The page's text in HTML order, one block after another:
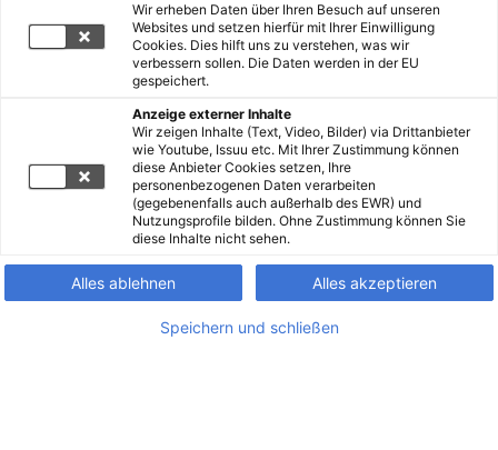
Wir erheben Daten über Ihren Besuch auf unseren
Websites und setzen hierfür mit Ihrer Einwilligung
Cookies. Dies hilft uns zu verstehen, was wir
verbessern sollen. Die Daten werden in der EU
gespeichert.
Anzeige externer Inhalte
Wir zeigen Inhalte (Text, Video, Bilder) via Drittanbieter
wie Youtube, Issuu etc. Mit Ihrer Zustimmung können
diese Anbieter Cookies setzen, Ihre
personenbezogenen Daten verarbeiten
(gegebenenfalls auch außerhalb des EWR) und
Nutzungsprofile bilden. Ohne Zustimmung können Sie
diese Inhalte nicht sehen.
Alles ablehnen Alles akzeptieren
Speichern und schließen